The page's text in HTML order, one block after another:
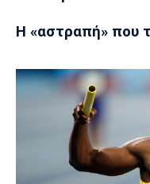
Πολιτισμός
Τραγούδια
Cine Spot
Running
Media
Πρόγραμμα TV
Μπαρτσελόνα
Η «αστραπή» που